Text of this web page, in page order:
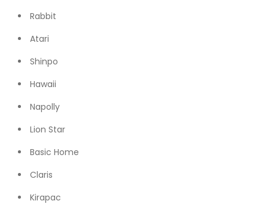
Rabbit
Atari
Shinpo
Hawaii
Napolly
Lion Star
Basic Home
Claris
Kirapac